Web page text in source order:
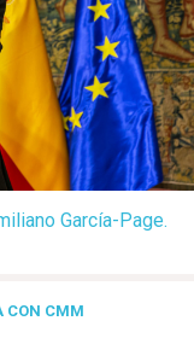
García-Page.
CON CMM